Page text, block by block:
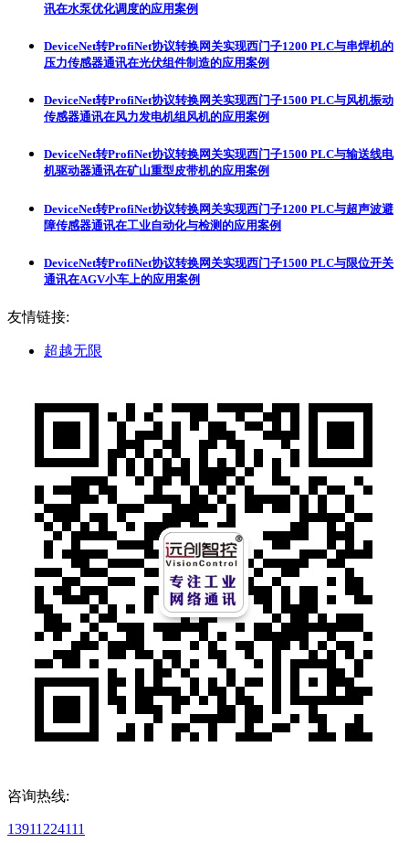
讯在水泵优化调度的应用案例
DeviceNet转ProfiNet协议转换网关实现西门子1200 PLC与串焊机的
压力传感器通讯在光伏组件制造的应用案例
DeviceNet转ProfiNet协议转换网关实现西门子1500 PLC与风机振动
传感器通讯在风力发电机组风机的应用案例
DeviceNet转ProfiNet协议转换网关实现西门子1500 PLC与输送线电
机驱动器通讯在矿山重型皮带机的应用案例
DeviceNet转ProfiNet协议转换网关实现西门子1200 PLC与超声波避
障传感器通讯在工业自动化与检测的应用案例
DeviceNet转ProfiNet协议转换网关实现西门子1500 PLC与限位开关
通讯在AGV小车上的应用案例
友情链接:
超越无限
咨询热线:
13911224111